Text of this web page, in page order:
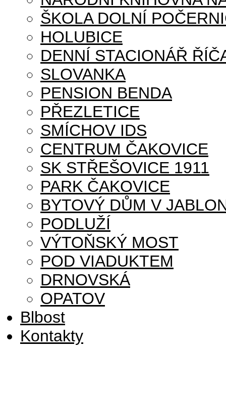
ŠKOLA DOLNÍ
HOLUBICE
DENNÍ STACIONÁŘ
SLOVANKA
PENSION BENDA
PŘEZLETICE
SMÍCHOV IDS
CENTRUM ČAKOVICE
SK STŘEŠOVICE 1911
PARK ČAKOVICE
BYTOVÝ DŮM V
PODLUŽÍ
VÝTOŇSKÝ MOST
POD VIADUKTEM
DRNOVSKÁ
OPATOV
Blbost
Kontakty